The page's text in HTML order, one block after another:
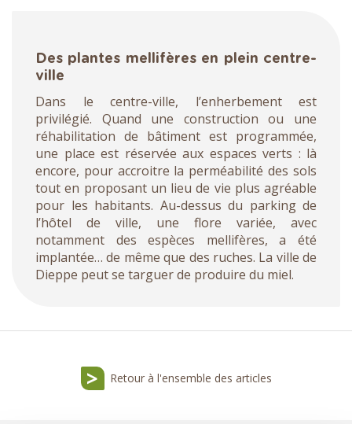
Des plantes mellifères en plein centre-
ville
Dans le centre-ville, l’enherbement est
privilégié. Quand une construction ou une
réhabilitation de bâtiment est programmée,
une place est réservée aux espaces verts : là
encore, pour accroitre la perméabilité des sols
tout en proposant un lieu de vie plus agréable
pour les habitants. Au-dessus du parking de
l’hôtel de ville, une flore variée, avec
notamment des espèces mellifères, a été
implantée… de même que des ruches. La ville de
Dieppe peut se targuer de produire du miel.
Retour à l'ensemble des articles